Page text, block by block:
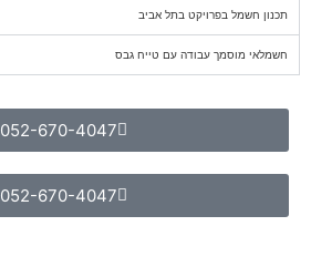
תכנון חשמל בפרויקט בתל אביב
חשמלאי מוסמך עבודה עם טייח גבס
052-670-4047
052-670-4047